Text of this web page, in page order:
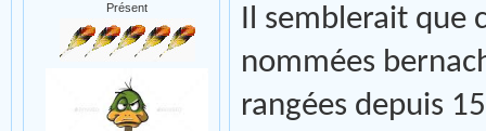
Présent
Il semblerait que
nommées
rangées depuis